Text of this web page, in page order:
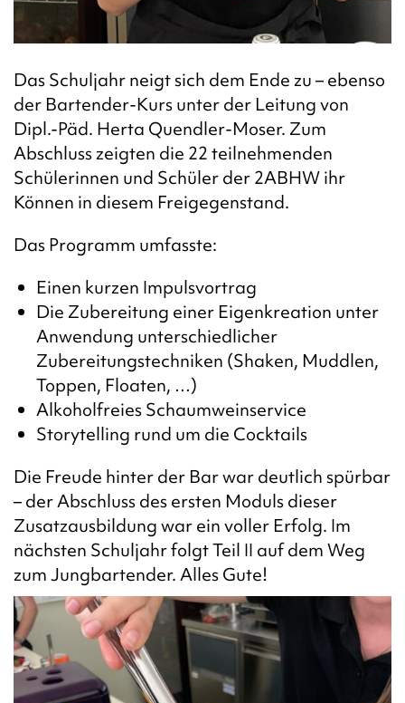
Das Schuljahr neigt sich dem Ende zu – ebenso
der Bartender-Kurs unter der Leitung von
Dipl.-Päd. Herta Quendler-Moser. Zum
Abschluss zeigten die 22 teilnehmenden
Schülerinnen und Schüler der 2ABHW ihr
Können in diesem Freigegenstand.
Das Programm umfasste:
Einen kurzen Impulsvortrag
Die Zubereitung einer Eigenkreation unter
Anwendung unterschiedlicher
Zubereitungstechniken (Shaken, Muddlen,
Toppen, Floaten, …)
Alkoholfreies Schaumweinservice
Storytelling rund um die Cocktails
Die Freude hinter der Bar war deutlich spürbar
– der Abschluss des ersten Moduls dieser
Zusatzausbildung war ein voller Erfolg. Im
nächsten Schuljahr folgt Teil II auf dem Weg
zum Jungbartender. Alles Gute!